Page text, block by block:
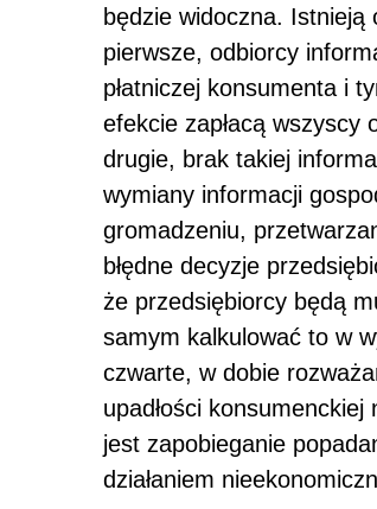
będzie widoczna.
pierwsze, odbiorcy
płatniczej konsumenta i
efekcie zapłacą wszyscy
drugie, brak takiej
wymiany informacji
gromadzeniu,
błędne decyzje
że przedsiębiorcy będą
samym kalkulować to w
czwarte, w dobie
upadłości
jest zapobieganie
działaniem